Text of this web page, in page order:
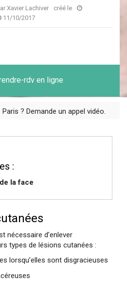
Xavier Lachiver
créé le
11/10/2017
rdv en ligne
? Demande un appel vidéo.
:
la face
nécessaire d’enlever
types de lésions cutanées :
sont disgracieuses